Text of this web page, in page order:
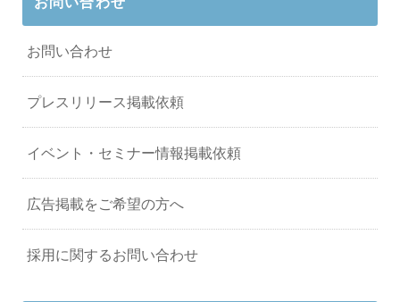
お問い合わせ
プレスリリース掲載依頼
イベント・セミナー情報掲載依頼
広告掲載をご希望の方へ
採用に関するお問い合わせ